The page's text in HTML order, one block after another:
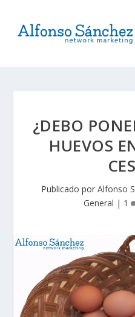
¿DEBO
HUEVOS
Publicado por Alfonso
General | 1